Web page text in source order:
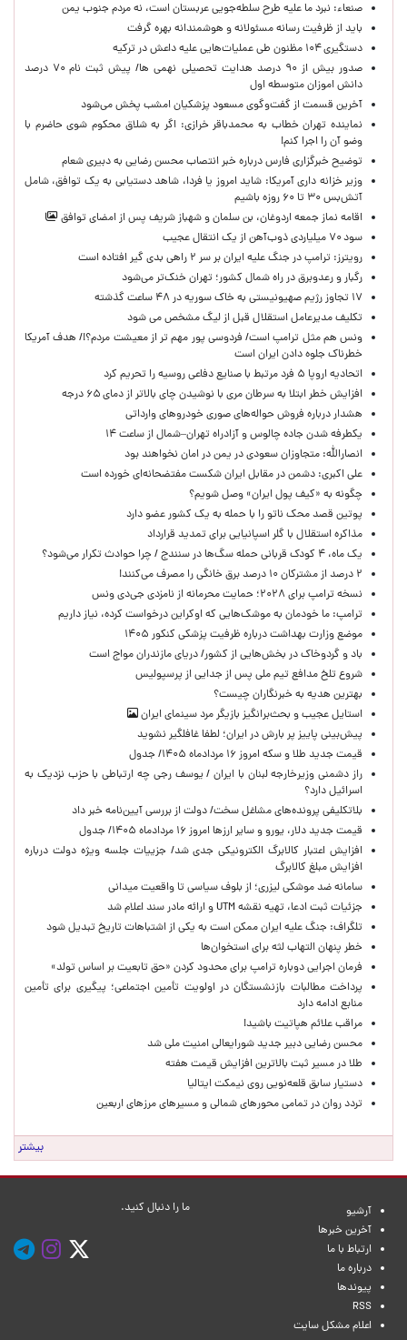
صنعاء: نبرد ما علیه طرح سلطه‌جویی عربستان است، نه مردم جنوب یمن
باید از ظرفیت رسانه مسئولانه و هوشمندانه بهره گرفت
دستگیری ۱۰۴ مظنون طی عملیات‌هایی علیه داعش در ترکیه
صدور بیش از ۹۰ درصد هدایت تحصیلی نهمی ها/ پیش ثبت نام ۷۰ درصد
دانش اموزان متوسطه اول
آخرین قسمت از گفت‌وگوی مسعود پزشکیان امشب پخش می‌شود
نماینده تهران خطاب به محمدباقر خرازی: اگر به شلاق محکوم شوی حاضرم با
وضو آن را اجرا کنم!
توضیح خبرگزاری فارس درباره خبر انتصاب محسن رضایی به دبیری شعام
وزیر خزانه داری آمریکا: شاید امروز یا فردا، شاهد دستیابی به یک توافق، شامل
آتش‌بس ۳۰ تا ۶۰ روزه باشیم
اقامه نماز جمعه اردوغان، بن ‌سلمان و شهباز شریف پس از امضای توافق
سود ۷۰ میلیاردی ذوب‌آهن از یک انتقال عجیب
رویترز: ترامپ در جنگ علیه ایران بر سر ۲ راهی بدی گیر افتاده است
رگبار و رعدوبرق در راه شمال کشور؛ تهران خنک‌تر می‌شود
۱۷ تجاوز رژیم صهیونیستی به خاک سوریه در ۴۸ ساعت گذشته
تکلیف مدیرعامل استقلال قبل از لیگ مشخص می شود
ونس هم مثل ترامپ است/ فردوسی پور مهم تر از معیشت مردم؟!/ هدف آمریکا
خطرناک جلوه دادن ایران است
اتحادیه اروپا ۵ فرد مرتبط با صنایع دفاعی روسیه را تحریم کرد
افزایش خطر ابتلا به سرطان مری با نوشیدن چای بالاتر از دمای ۶۵ درجه
هشدار درباره فروش حواله‌های صوری خودروهای وارداتی
یکطرفه شدن جاده چالوس و آزادراه تهران–شمال از ساعت ۱۴
انصارالله: متجاوزان سعودی در یمن در امان نخواهند بود
علی اکبری: دشمن در مقابل ایران شکست مفتضحانه‌ای خورده است
چگونه به «کیف پول ایران» وصل شویم؟
پوتین قصد محک ناتو را با حمله به یک کشور عضو دارد
مذاکره استقلال با گلر اسپانیایی برای تمدید قرارداد
یک ماه، ۴ کودک قربانی حمله سگ‌ها در سنندج / چرا حوادث تکرار می‌شود؟
۲ درصد از مشترکان ۱۰ درصد برق خانگی را مصرف می‌کنند!
نسخه ترامپ برای ۲۰۲۸؛ حمایت محرمانه از نامزدی جی‌دی ونس
ترامپ: ما خودمان به موشک‌هایی که اوکراین درخواست کرده، نیاز داریم
موضع وزارت بهداشت درباره ظرفیت پزشکی کنکور ۱۴۰۵
باد و گردوخاک در بخش‌هایی از کشور/ دریای مازندران مواج است
شروع تلخ مدافع تیم ملی پس از جدایی از پرسپولیس
بهترین هدیه به خبرنگاران چیست؟
استایل عجیب و بحث‌برانگیز بازیگر مرد سینمای ایران
پیش‌بینی پاییز پر بارش در ایران؛ لطفا غافلگیر نشوید
قیمت جدید طلا و سکه امروز ۱۶ مردادماه ۱۴۰۵/ جدول
راز دشمنی وزیرخارجه لبنان با ایران / یوسف رجی چه ارتباطی با حزب نزدیک به
اسرائیل دارد؟
بلاتکلیفی پرونده‌های مشاغل سخت/ دولت از بررسی آیین‌نامه خبر داد
قیمت جدید دلار، یورو و سایر ارزها امروز ۱۶ مردادماه ۱۴۰۵/ جدول
افزایش اعتبار کالابرگ الکترونیکی جدی شد/ جزییات جلسه ویژه دولت درباره
افزایش مبلغ کالابرگ
سامانه ضد موشکی لیزری؛ از بلوف سیاسی تا واقعیت میدانی
جزئیات ثبت ادعا، تهیه نقشه UTM و ارائه مادر سند اعلام شد
تلگراف: جنگ علیه ایران ممکن است به یکی از اشتباهات تاریخ تبدیل شود
خطر پنهان التهاب لثه برای استخوان‌ها
فرمان اجرایی دوباره ترامپ برای محدود کردن «حق تابعیت بر اساس تولد»
پرداخت مطالبات بازنشستگان در اولویت تأمین اجتماعی؛ پیگیری برای تأمین
منابع ادامه دارد
مراقب علائم هپاتیت باشید!
محسن رضایی دبیر جدید شورایعالی امنیت ملی شد
طلا در مسیر ثبت بالاترین افزایش قیمت هفته
دستیار سابق قلعه‌نویی روی نیمکت ایتالیا
تردد روان در تمامی محورهای شمالی و مسیرهای مرزهای اربعین
بیشتر
آرشیو
آخرین خبرها
ارتباط با ما
درباره ما
پیوندها
RSS
اعلام مشکل سایت
ما را دنبال کنید.